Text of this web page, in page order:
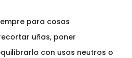
para cosas
uñas, poner
con usos neutros o